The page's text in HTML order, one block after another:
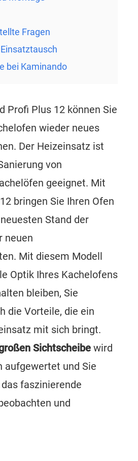
Fragen
bei Kaminando
Profi Plus 12 können Sie
wieder neues
Der Heizeinsatz ist
von
geeignet. Mit
bringen Sie Ihren Ofen
Stand der
neuen
Mit diesem Modell
Optik Ihres Kachelofens
bleiben, Sie
die Vorteile, die ein
mit sich bringt.
Sichtscheibe wird
aufgewertet und Sie
faszinierende
und